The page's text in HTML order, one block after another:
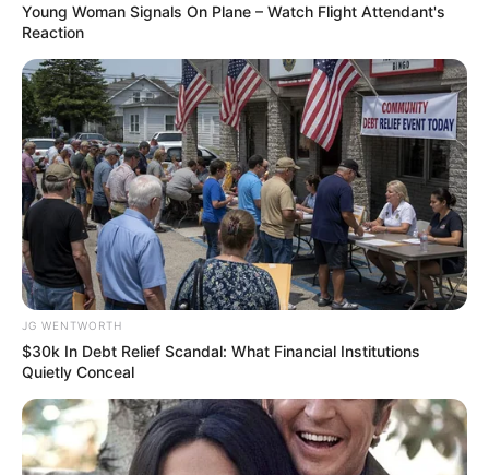
Guess Their Job — Most People Get It Wrong
BRAINBERRIES
Mysterious Roman Statue Unearthed In Toledo
BRAINBERRIES
Young Woman Signals On Plane – Watch Flight Attendant's
Reaction
JG WENTWORTH
$30k In Debt Relief Scandal: What Financial Institutions
Quietly Conceal